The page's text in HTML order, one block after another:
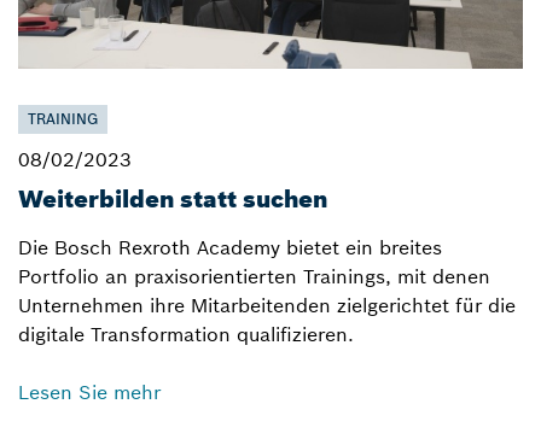
TRAINING
08/02/2023
Weiterbilden statt suchen
Die Bosch Rexroth Academy bietet ein breites
Portfolio an praxisorientierten Trainings, mit denen
Unternehmen ihre Mitarbeitenden zielgerichtet für die
digitale Transformation qualifizieren.
Lesen Sie mehr